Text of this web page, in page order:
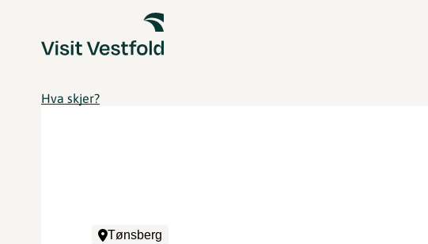
Hva skjer?
Tønsberg